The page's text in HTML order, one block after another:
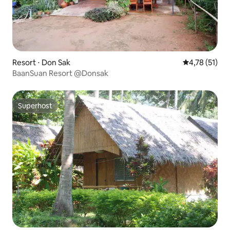
Resort ⋅ Don Sak 4,78 de uma
4,78 (51)
BaanSuan Resort @Donsak
Superhost
Superhost